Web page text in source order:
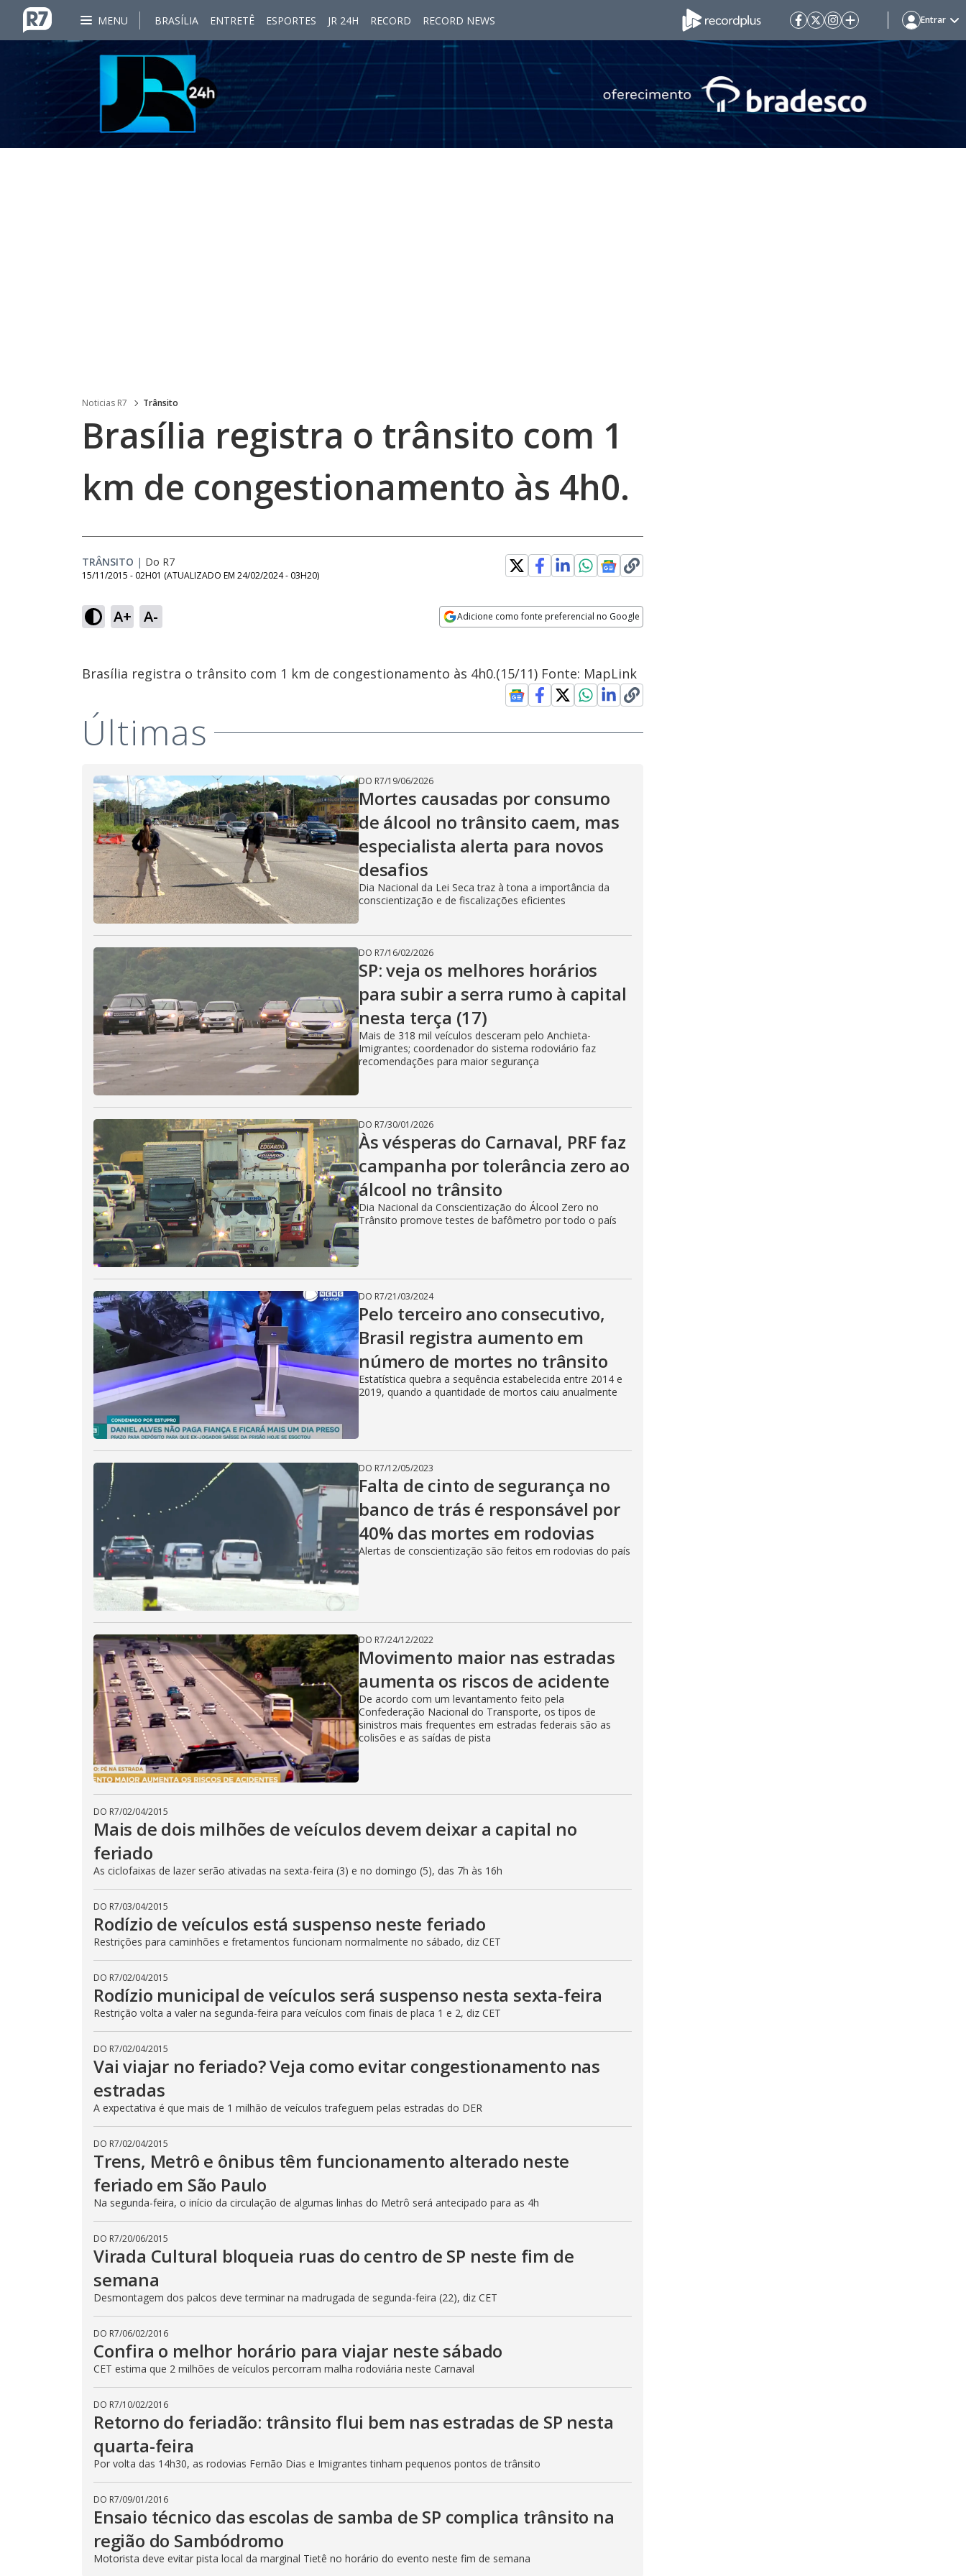
MENU BRASÍLIA ENTRETÊ ESPORTES JR 24H RECORD RECORD NEWS Entrar
Noticias R7 Trânsito
Brasília registra o trânsito com 1
km de congestionamento às 4h0.
TRÂNSITO | Do R7
15/11/2015 - 02H01 (ATUALIZADO EM 24/02/2024 - 03H20)
A+ A- Adicione como fonte preferencial no Google
Brasília registra o trânsito com 1 km de congestionamento às 4h0.(15/11) Fonte: MapLink
Últimas
DO R7/19/06/2026
Mortes causadas por consumo
de álcool no trânsito caem, mas
especialista alerta para novos
desafios
Dia Nacional da Lei Seca traz à tona a importância da
conscientização e de fiscalizações eficientes
DO R7/16/02/2026
SP: veja os melhores horários
para subir a serra rumo à capital
nesta terça (17)
Mais de 318 mil veículos desceram pelo Anchieta-
Imigrantes; coordenador do sistema rodoviário faz
recomendações para maior segurança
DO R7/30/01/2026
Às vésperas do Carnaval, PRF faz
campanha por tolerância zero ao
álcool no trânsito
Dia Nacional da Conscientização do Álcool Zero no
Trânsito promove testes de bafômetro por todo o país
DO R7/21/03/2024
Pelo terceiro ano consecutivo,
Brasil registra aumento em
número de mortes no trânsito
Estatística quebra a sequência estabelecida entre 2014 e
2019, quando a quantidade de mortos caiu anualmente
DO R7/12/05/2023
Falta de cinto de segurança no
banco de trás é responsável por
40% das mortes em rodovias
Alertas de conscientização são feitos em rodovias do país
DO R7/24/12/2022
Movimento maior nas estradas
aumenta os riscos de acidente
De acordo com um levantamento feito pela
Confederação Nacional do Transporte, os tipos de
sinistros mais frequentes em estradas federais são as
colisões e as saídas de pista
DO R7/02/04/2015
Mais de dois milhões de veículos devem deixar a capital no
feriado
As ciclofaixas de lazer serão ativadas na sexta-feira (3) e no domingo (5), das 7h às 16h
DO R7/03/04/2015
Rodízio de veículos está suspenso neste feriado
Restrições para caminhões e fretamentos funcionam normalmente no sábado, diz CET
DO R7/02/04/2015
Rodízio municipal de veículos será suspenso nesta sexta-feira
Restrição volta a valer na segunda-feira para veículos com finais de placa 1 e 2, diz CET
DO R7/02/04/2015
Vai viajar no feriado? Veja como evitar congestionamento nas
estradas
A expectativa é que mais de 1 milhão de veículos trafeguem pelas estradas do DER
DO R7/02/04/2015
Trens, Metrô e ônibus têm funcionamento alterado neste
feriado em São Paulo
Na segunda-feira, o início da circulação de algumas linhas do Metrô será antecipado para as 4h
DO R7/20/06/2015
Virada Cultural bloqueia ruas do centro de SP neste fim de
semana
Desmontagem dos palcos deve terminar na madrugada de segunda-feira (22), diz CET
DO R7/06/02/2016
Confira o melhor horário para viajar neste sábado
CET estima que 2 milhões de veículos percorram malha rodoviária neste Carnaval
DO R7/10/02/2016
Retorno do feriadão: trânsito flui bem nas estradas de SP nesta
quarta-feira
Por volta das 14h30, as rodovias Fernão Dias e Imigrantes tinham pequenos pontos de trânsito
DO R7/09/01/2016
Ensaio técnico das escolas de samba de SP complica trânsito na
região do Sambódromo
Motorista deve evitar pista local da marginal Tietê no horário do evento neste fim de semana